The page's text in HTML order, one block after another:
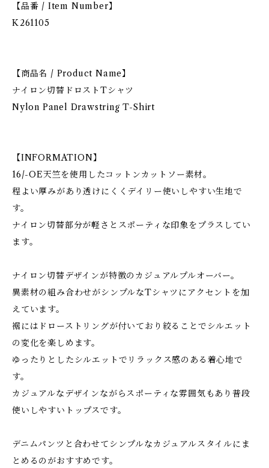
【品番 / Item Number】
K261105
【商品名 / Product Name】
ナイロン切替ドロストTシャツ
Nylon Panel Drawstring T-Shirt
【INFORMATION】
16/-OE天竺を使用したコットンカットソー素材。
程よい厚みがあり透けにくくデイリー使いしやすい生地で
す。
ナイロン切替部分が軽さとスポーティな印象をプラスしてい
ます。
ナイロン切替デザインが特徴のカジュアルプルオーバー。
異素材の組み合わせがシンプルなTシャツにアクセントを加
えています。
裾にはドローストリングが付いており絞ることでシルエット
の変化を楽しめます。
ゆったりとしたシルエットでリラックス感のある着心地で
す。
カジュアルなデザインながらスポーティな雰囲気もあり普段
使いしやすいトップスです。
デニムパンツと合わせてシンプルなカジュアルスタイルにま
とめるのがおすすめです。